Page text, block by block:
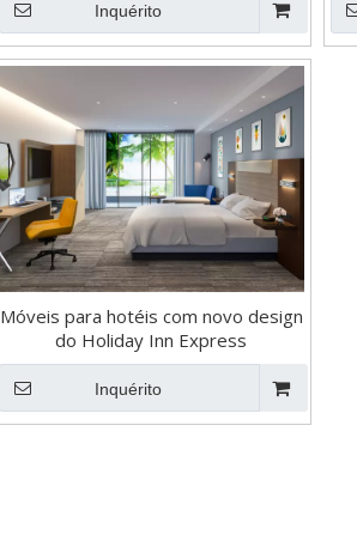
Inquérito
Móveis para hotéis com novo design
do Holiday Inn Express
Inquérito